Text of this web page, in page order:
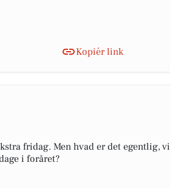
Kopiér link
fridag. Men hvad er det egentlig, vi
i foråret?